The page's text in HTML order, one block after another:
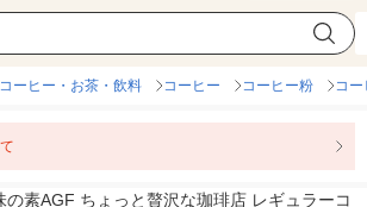
ーヒー・お茶・飲料 コーヒー コーヒー粉 コー